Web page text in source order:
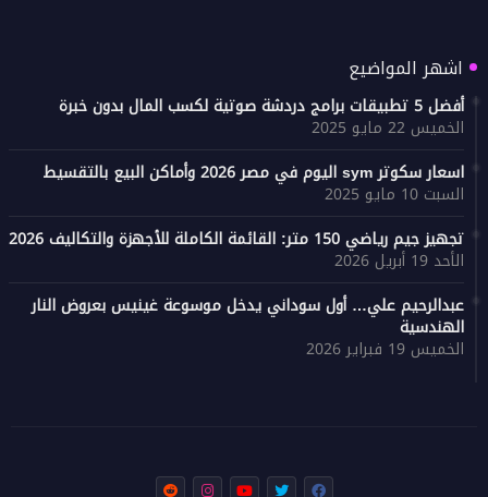
اشهر المواضيع
أفضل 5 تطبيقات برامج دردشة صوتية لكسب المال بدون خبرة
الخميس 22 مايو 2025
اسعار سكوتر sym اليوم في مصر 2026 وأماكن البيع بالتقسيط
السبت 10 مايو 2025
تجهيز جيم رياضي 150 متر: القائمة الكاملة للأجهزة والتكاليف 2026
الأحد 19 أبريل 2026
عبدالرحيم علي… أول سوداني يدخل موسوعة غينيس بعروض النار
الهندسية
الخميس 19 فبراير 2026